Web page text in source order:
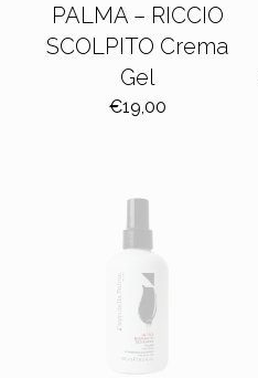
PALMA – RICCIO
SCOLPITO Crema
Gel
€19,00